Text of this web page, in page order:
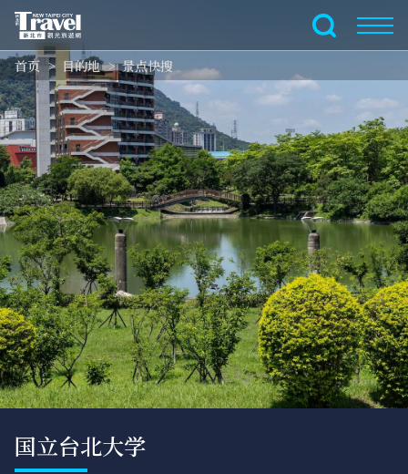
主
要
内
容
区
块
全文搜索
首页 目的地 景点快搜
国立台北大学